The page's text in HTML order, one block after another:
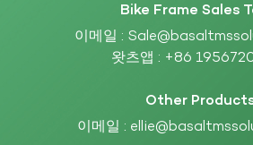
Bike Frame Sales
이메일 :
왓츠앱 : +86
Other
이메일 :